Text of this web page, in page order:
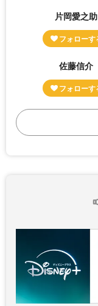
片岡愛之助
佐藤信介